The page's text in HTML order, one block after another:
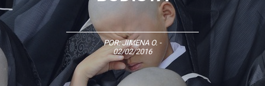
POR:JIMENA O. -
02/02/2016